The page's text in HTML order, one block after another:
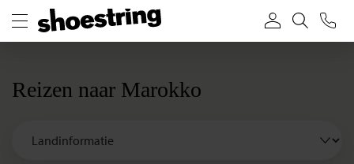
Reizen naar Marokko